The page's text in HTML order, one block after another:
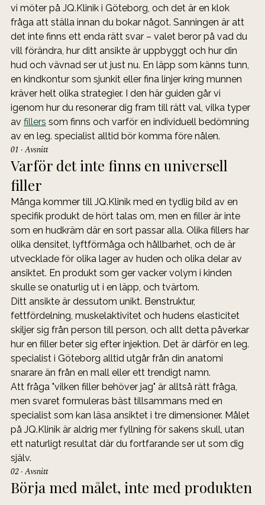
vi möter på JQ.Klinik i Göteborg, och det är en klok
fråga att ställa innan du bokar något. Sanningen är att
det inte finns ett enda rätt svar – valet beror på vad du
vill förändra, hur ditt ansikte är uppbyggt och hur din
hud och vävnad ser ut just nu. En läpp som känns tunn,
en kindkontur som sjunkit eller fina linjer kring munnen
kräver helt olika strategier. I den här guiden går vi
igenom hur du resonerar dig fram till rätt val, vilka typer
av fillers som finns och varför en individuell bedömning
av en leg. specialist alltid bör komma före nålen.
01 · Avsnitt
Varför det inte finns en universell
filler
Många kommer till JQ.Klinik med en tydlig bild av en
specifik produkt de hört talas om, men en filler är inte
som en hudkräm där en sort passar alla. Olika fillers har
olika densitet, lyftförmåga och hållbarhet, och de är
utvecklade för olika lager av huden och olika delar av
ansiktet. En produkt som ger vacker volym i kinden
skulle se onaturlig ut i en läpp, och tvärtom.
Ditt ansikte är dessutom unikt. Benstruktur,
fettfördelning, muskelaktivitet och hudens elasticitet
skiljer sig från person till person, och allt detta påverkar
hur en filler beter sig efter injektion. Det är därför en leg.
specialist i Göteborg alltid utgår från din anatomi
snarare än från en mall eller ett trendigt namn.
Att fråga "vilken filler behöver jag" är alltså rätt fråga,
men svaret formuleras bäst tillsammans med en
specialist som kan läsa ansiktet i tre dimensioner. Målet
på JQ.Klinik är aldrig mer fyllning för sakens skull, utan
ett naturligt resultat där du fortfarande ser ut som dig
själv.
02 · Avsnitt
Börja med målet, inte med produkten